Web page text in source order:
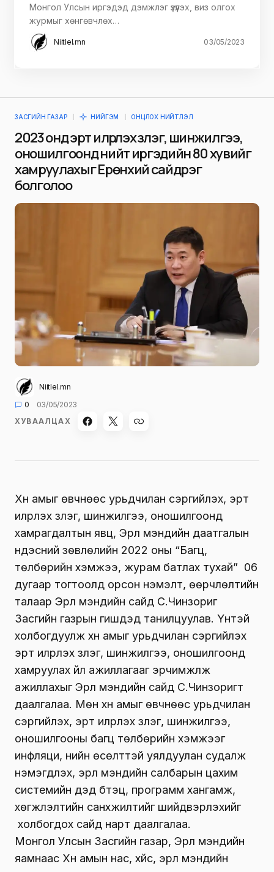
Монгол Улсын иргэдэд дэмжлэг үзүүлэх, виз олгох
журмыг хөнгөвчлөх…
Niitlel.mn 03/05/2023
ЗАСГИЙН ГАЗАР НИЙГЭМ ОНЦЛОХ НИЙТЛЭЛ
2023 онд эрт илрүүлэх үзлэг, шинжилгээ,
оношилгоонд нийт иргэдийн 80 хувийг
хамруулахыг Ерөнхий сайд үүрэг
болголоо
Niitlel.mn
0
03/05/2023
ХУВААЛЦАХ
Хүн амыг өвчнөөс урьдчилан сэргийлэх, эрт
илрүүлэх үзлэг, шинжилгээ, оношилгоонд
хамрагдалтын явц, Эрүүл мэндийн даатгалын
үндэсний зөвлөлийн 2022 оны “Багц,
төлбөрийн хэмжээ, журам батлах тухай” 06
дугаар тогтоолд орсон нэмэлт, өөрчлөлтийн
талаар Эрүүл мэндийн сайд С.Чинзориг
Засгийн газрын гишүүдэд танилцуулав. Үүнтэй
холбогдуулж хүн амыг урьдчилан сэргийлэх
эрт илрүүлэх үзлэг, шинжилгээ, оношилгоонд
хамруулах үйл ажиллагааг эрчимжүүлж
ажиллахыг Эрүүл мэндийн сайд С.Чинзоригт
даалгалаа. Мөн хүн амыг өвчнөөс урьдчилан
сэргийлэх, эрт илрүүлэх үзлэг, шинжилгээ,
оношилгооны багц төлбөрийн хэмжээг
инфляци, үнийн өсөлттэй уялдуулан судалж
нэмэгдүүлэх, эрүүл мэндийн салбарын цахим
системийн дэд бүтэц, программ хангамж,
хөгжүүлэлтийн санхүүжилтийг шийдвэрлэхийг
холбогдох сайд нарт даалгалаа.
Монгол Улсын Засгийн газар, Эрүүл мэндийн
яамнаас Хүн амын нас, хүйс, эрүүл мэндийн